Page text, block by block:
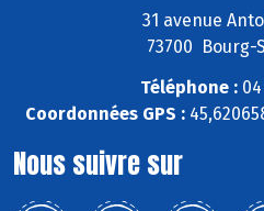
31 avenue
73700 Bourg-
Téléphone :
Coordonnées GPS :
Nous suivre sur